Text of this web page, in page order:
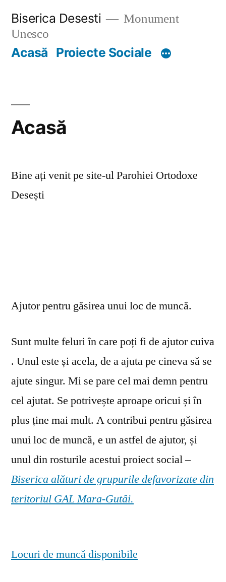
content
Biserica Desesti
Monument
Unesco
Acasă Proiecte Sociale
Acasă
Bine ați venit pe site-ul Parohiei Ortodoxe
Desești
Ajutor pentru găsirea unui loc de muncă.
Sunt multe feluri în care poți fi de ajutor cuiva
. Unul este și acela, de a ajuta pe cineva să se
ajute singur. Mi se pare cel mai demn pentru
cel ajutat. Se potrivește aproape oricui și în
plus ține mai mult. A contribui pentru găsirea
unui loc de muncă, e un astfel de ajutor, și
unul din rosturile acestui proiect social –
Biserica alături de grupurile defavorizate din
teritoriul GAL Mara-Gutâi.
Locuri de muncă disponibile